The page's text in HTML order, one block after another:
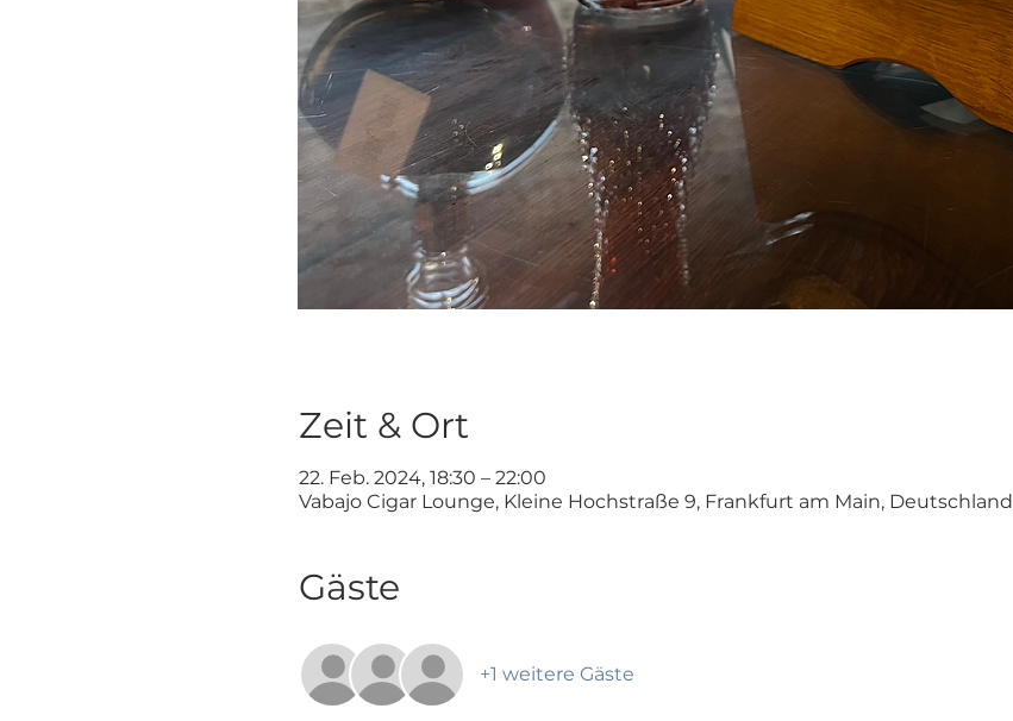
Zeit & Ort
22. Feb. 2024, 18:30 – 22:00
Vabajo Cigar Lounge, Kleine Hochstraße 9, Frankfurt am Main, Deutschland
Gäste
+1 weitere Gäste